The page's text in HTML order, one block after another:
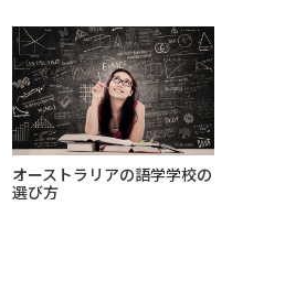
オーストラリアの語学学校の
選び方